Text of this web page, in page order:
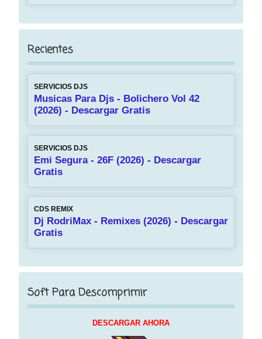
Recientes
SERVICIOS DJS
Musicas Para Djs - Bolichero Vol 42
(2026) - Descargar Gratis
SERVICIOS DJS
Emi Segura - 26F (2026) - Descargar
Gratis
CDS REMIX
Dj RodriMax - Remixes (2026) - Descargar
Gratis
Soft Para Descomprimir
DESCARGAR AHORA